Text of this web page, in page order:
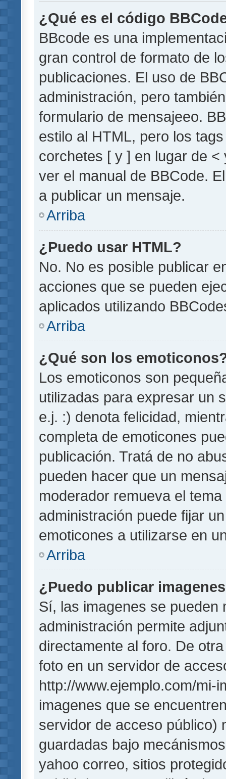
¿Qué es el código
BBcode es una
gran control de formato de
publicaciones. El uso de
administración, pero
formulario de mensajeeo.
estilo al HTML, pero los
corchetes [ y ] en lugar de
ver el manual de BBCode.
a publicar un mensaje.
Arriba
¿Puedo usar HTML?
No. No es posible publicar
acciones que se pueden
aplicados utilizando
Arriba
¿Qué son los
Los emoticonos son
utilizadas para expresar un
e.j. :) denota felicidad,
completa de emoticones
publicación. Tratá de no
pueden hacer que un
moderador remueva el
administración puede fijar
emoticones a utilizarse en
Arriba
¿Puedo publicar
Sí, las imagenes se pueden
administración permite
directamente al foro. De
foto en un servidor de
http://www.ejemplo.com/mi-
imagenes que se
servidor de acceso público)
guardadas bajo
yahoo correo, sitios